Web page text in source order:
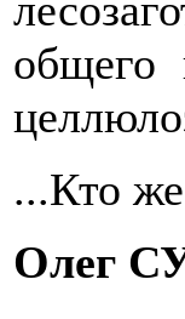
общего
...Кто
Олег